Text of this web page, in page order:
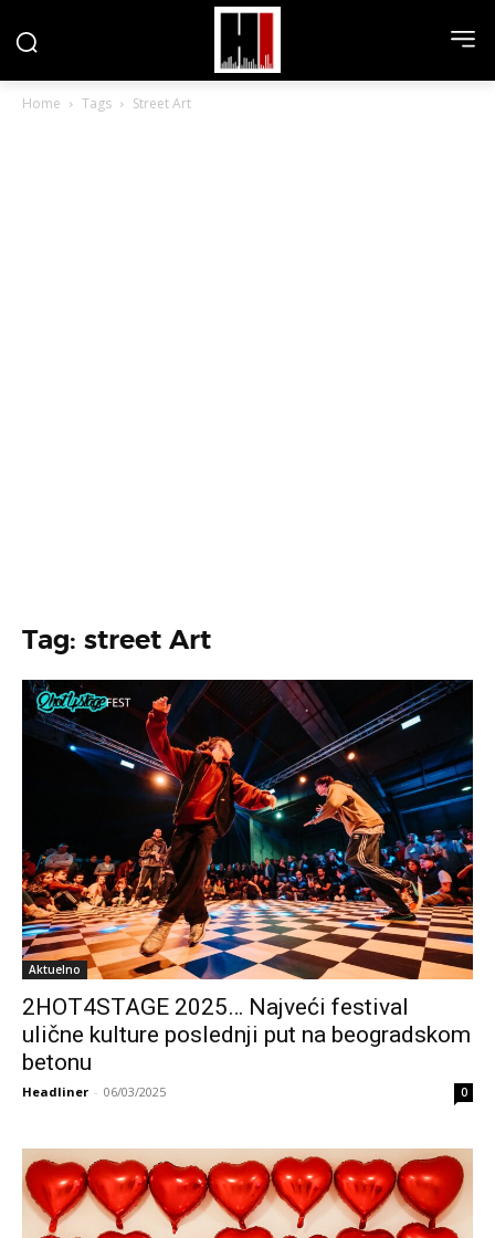
Home Tags Street Art
Tag: street Art
Aktuelno
2HOT4STAGE 2025… Najveći festival
ulične kulture poslednji put na beogradskom
betonu
Headliner - 06/03/2025 0